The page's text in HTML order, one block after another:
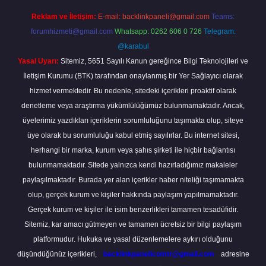
Reklam ve İletişim: E-mail: backlinkpaneli@gmail.com Teams:
forumhizmeti@gmail.com Whatsapp: 0262 606 0 726 Telegram:
@karabul
Yasal Uyarı: Sitemiz, 5651 Sayılı Kanun gereğince Bilgi Teknolojileri ve
İletişim Kurumu (BTK) tarafından onaylanmış bir Yer Sağlayıcı olarak
hizmet vermektedir. Bu nedenle, sitedeki içerikleri proaktif olarak
denetleme veya araştırma yükümlülüğümüz bulunmamaktadır. Ancak,
üyelerimiz yazdıkları içeriklerin sorumluluğunu taşımakta olup, siteye
üye olarak bu sorumluluğu kabul etmiş sayılırlar. Bu internet sitesi,
herhangi bir marka, kurum veya şahıs şirketi ile hiçbir bağlantısı
bulunmamaktadır. Sitede yalnızca kendi hazırladığımız makaleler
paylaşılmaktadır. Burada yer alan içerikler haber niteliği taşımamakta
olup, gerçek kurum ve kişiler hakkında paylaşım yapılmamaktadır.
Gerçek kurum ve kişiler ile isim benzerlikleri tamamen tesadüfidir.
Sitemiz, kar amacı gütmeyen ve tamamen ücretsiz bir bilgi paylaşım
platformudur. Hukuka ve yasal düzenlemelere aykırı olduğunu
düşündüğünüz içerikleri,
backlinkpanelicomtr@gmail.com
adresine